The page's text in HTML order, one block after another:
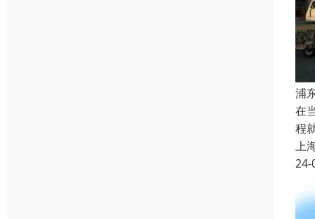
浦
在
程
上
24-